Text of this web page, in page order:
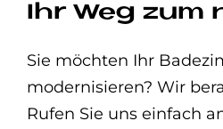
Ihr Weg zum
Sie möchten Ihr
modernisieren? Wir
Rufen Sie uns einfach